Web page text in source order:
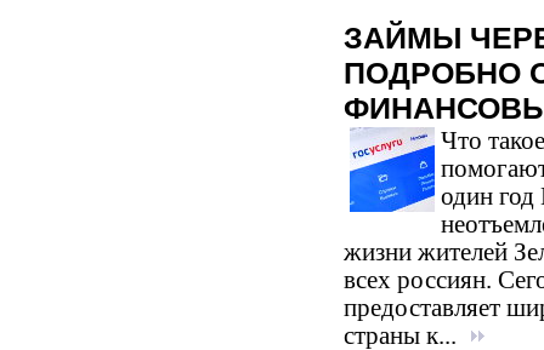
ЗАЙМЫ
ПОДРОБНО
Что
один год
жизни жителей
всех россиян.
предоставляет
страны к...